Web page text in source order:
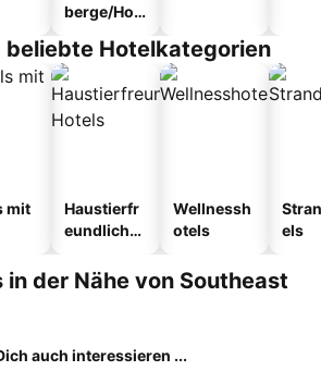
berge/Hos
beliebte Hotelkategorien
mit
Haustierfr
eundliche
Wellnessh
otels
els
in der Nähe von Southeast
auch interessieren ...